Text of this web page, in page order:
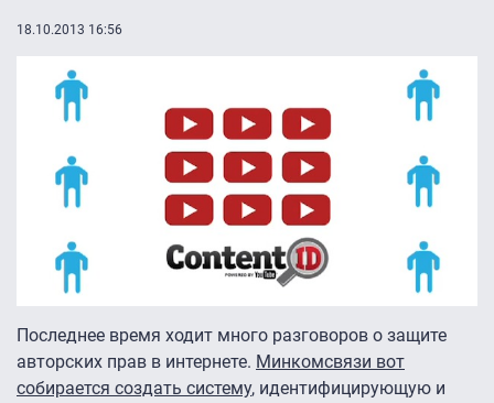
18.10.2013 16:56
Последнее время ходит много разговоров о защите
авторских прав в интернете. Минкомсвязи вот
собирается создать систему, идентифицирующую и